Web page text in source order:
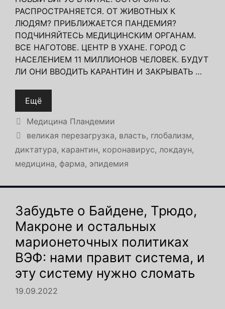
РАСПРОСТРАНЯЕТСЯ. ОТ ЖИВОТНЫХ К
ЛЮДЯМ? ПРИБЛИЖАЕТСЯ ПАНДЕМИЯ?
ПОДЧИНЯЙТЕСЬ МЕДИЦИНСКИМ ОРГАНАМ.
ВСЕ НАГОТОВЕ. ЦЕНТР В УХАНЕ. ГОРОД С
НАСЕЛЕНИЕМ 11 МИЛЛИОНОВ ЧЕЛОВЕК. БУДУТ
ЛИ ОНИ ВВОДИТЬ КАРАНТИН И ЗАКРЫВАТЬ …
Ещё
Рубрики
Медицина Пландемии
Метки
великая перезагрузка, власть, глобализм,
диктатура, карантин, коронавирус, локдаун,
медицина, фарма, эпидемия
Забудьте о Байдене, Трюдо,
Макроне и остальных
марионеточных политиках
ВЭФ: нами правит система, и
эту систему нужно сломать
19.09.2022